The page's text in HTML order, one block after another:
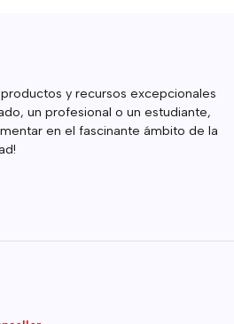
y recursos excepcionales
un profesional o un estudiante,
en el fascinante ámbito de la